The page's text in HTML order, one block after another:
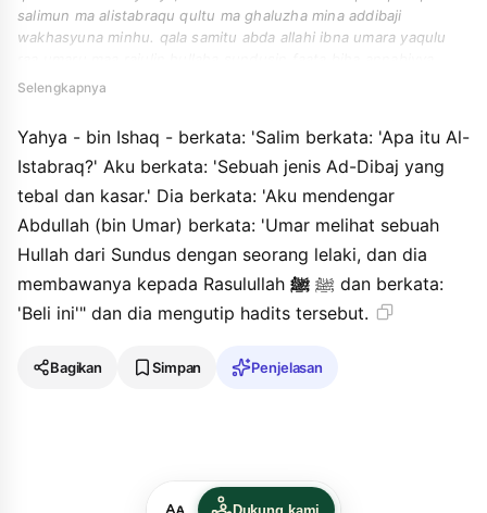
salimun ma alistabraqu qultu ma ghaluzha mina addibaji
wakhasyuna minhu. qala samitu abda allahi ibna umara yaqulu
faqala " asytari hadzihi ". wasaqa alhaditsa.
Selengkapnya
Yahya - bin Ishaq - berkata: 'Salim berkata: 'Apa itu Al-
Istabraq?' Aku berkata: 'Sebuah jenis Ad-Dibaj yang
tebal dan kasar.' Dia berkata: 'Aku mendengar
Abdullah (bin Umar) berkata: 'Umar melihat sebuah
Hullah dari Sundus dengan seorang lelaki, dan dia
membawanya kepada Rasulullah ﷺ ﷺ
dan berkata:
'Beli ini'" dan dia mengutip hadits tersebut.
Bagikan Simpan Penjelasan
Dukung kami